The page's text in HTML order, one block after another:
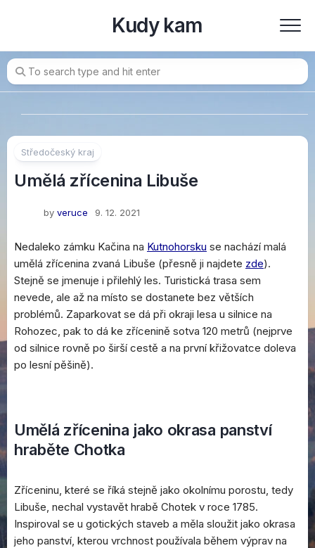
Kudy kam
Středočeský kraj
Umělá zřícenina Libuše
by veruce 9. 12. 2021
Nedaleko zámku Kačina na Kutnohorsku se nachází malá
umělá zřícenina zvaná Libuše (přesně ji najdete zde).
Stejně se jmenuje i přilehlý les. Turistická trasa sem
nevede, ale až na místo se dostanete bez větších
problémů. Zaparkovat se dá při okraji lesa u silnice na
Rohozec, pak to dá ke zřícenině sotva 120 metrů (nejprve
od silnice rovně po širší cestě a na první křižovatce doleva
po lesní pěšině).
Umělá zřícenina jako okrasa panství
hraběte Chotka
Zříceninu, které se říká stejně jako okolnímu porostu, tedy
Libuše, nechal vystavět hrabě Chotek v roce 1785.
Inspiroval se u gotických staveb a měla sloužit jako okrasa
jeho panství, kterou vrchnost používala během výprav na